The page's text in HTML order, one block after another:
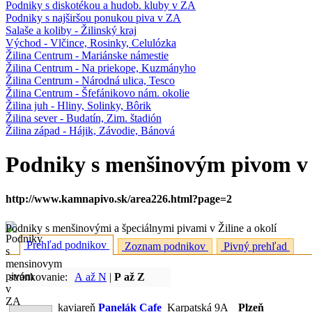
Podniky s diskotékou a hudob. kluby v ZA
Podniky s najširšou ponukou piva v ZA
Salaše a koliby - Žilinský kraj
Východ - Vlčince, Rosinky, Celulózka
Žilina Centrum - Mariánske námestie
Žilina Centrum - Na priekope, Kuzmányho
Žilina Centrum - Národná ulica, Tesco
Žilina Centrum - Šfefánikovo nám. okolie
Žilina juh - Hliny, Solinky, Bôrik
Žilina sever - Budatín, Zim. štadión
Žilina západ - Hájik, Závodie, Bánová
Podniky s menšinovým pivom
http://www.kamnapivo.sk/area226.html?page=2
Podniky s menšinovými a špeciálnymi pivami v Žiline a okolí
Prehľad podnikov
Zoznam podnikov Pivný prehľad
stránkovanie: A až N | P až Z
kaviareň Panelák Cafe Karpatská 9A Plzeň